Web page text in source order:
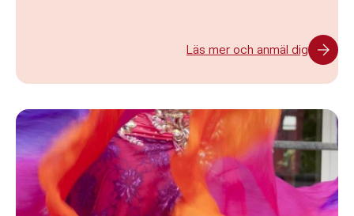
Läs mer och anmäl dig